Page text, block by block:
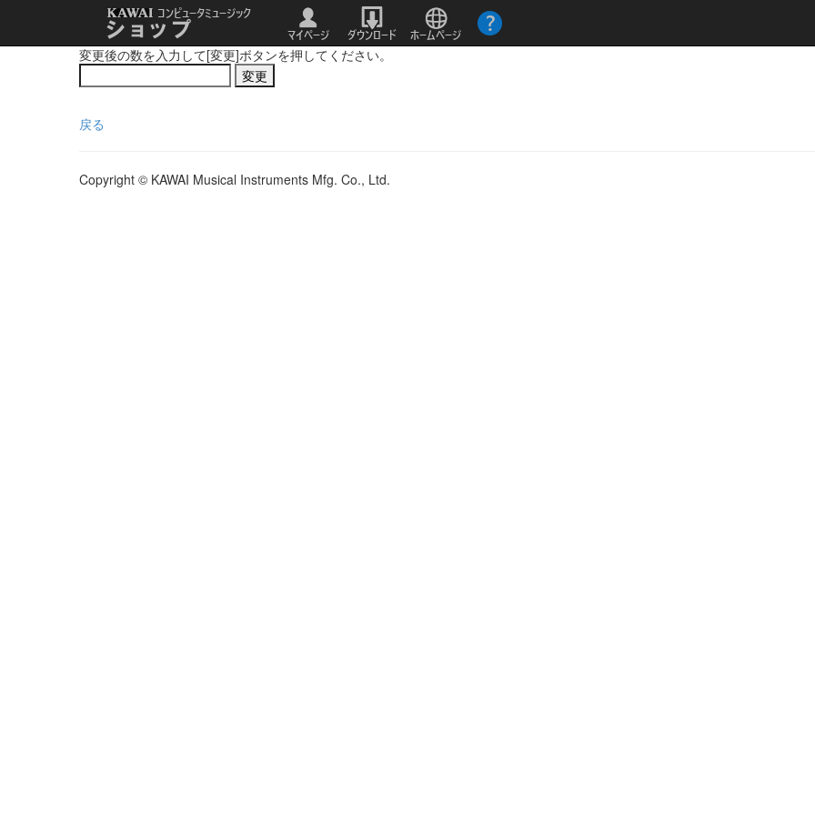
変更後の数を入力して[変更]ボタンを押してください。
戻る
Copyright © KAWAI Musical Instruments Mfg. Co., Ltd.